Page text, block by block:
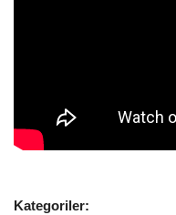
Kategoriler: